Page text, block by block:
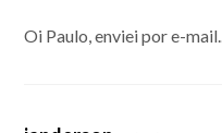
Oi Paulo, enviei por e-